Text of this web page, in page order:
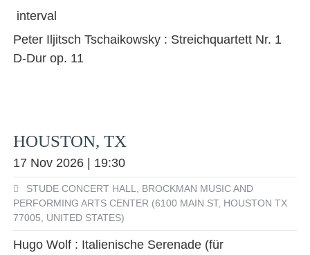
interval
Peter Iljitsch Tschaikowsky : Streichquartett Nr. 1
D-Dur op. 11
HOUSTON, TX
17 Nov 2026 | 19:30
STUDE CONCERT HALL, BROCKMAN MUSIC AND
PERFORMING ARTS CENTER (6100 MAIN ST, HOUSTON TX
77005, UNITED STATES)
Hugo Wolf : Italienische Serenade (für